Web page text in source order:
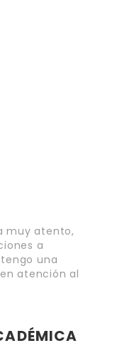
muy atento,
a
una
atención al